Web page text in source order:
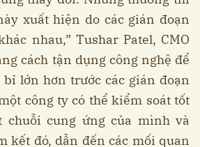
xuất hiện do các gián đoạn
nhau,” Tushar Patel, CMO
cách tận dụng công nghệ để
lớn hơn trước các gián đoạn
công ty có thể kiểm soát tốt
chuỗi cung ứng của mình và
kết đó, dẫn đến các mối quan